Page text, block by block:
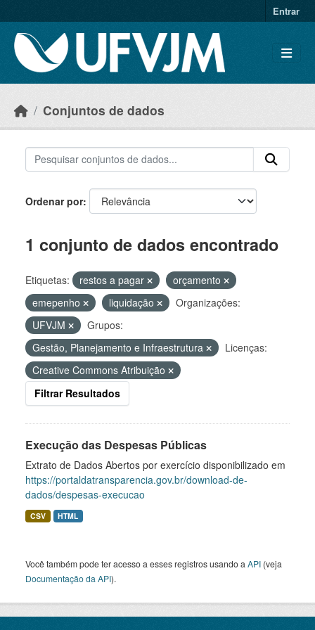
Entrar
Conjuntos de dados
Ordenar por
1 conjunto de dados encontrado
Etiquetas: restos a pagar
orçamento
emepenho
liquidação
Organizações:
UFVJM
Grupos:
Gestão, Planejamento e Infraestrutura
Licenças:
Creative Commons Atribuição
Filtrar Resultados
Execução das Despesas Públicas
Extrato de Dados Abertos por exercício disponibilizado em
https://portaldatransparencia.gov.br/download-de-
dados/despesas-execucao
CSV HTML
Você também pode ter acesso a esses registros usando a API (veja
Documentação da API).